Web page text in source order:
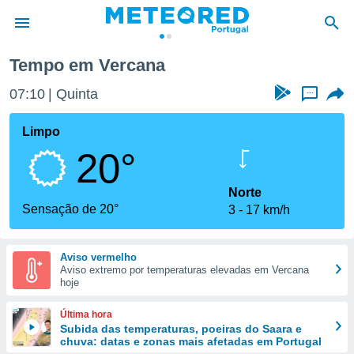
da
foi
fornecidas
a este
das
e
forma
digital
Tempo em Vercana
07:10 Quinta ...
Limpo
20°
Sensação de 20°
Norte
3
17 km/h
Aviso vermelho
Aviso extremo por temperaturas elevadas em Vercana
hoje
Última hora
Subida das temperaturas, poeiras do Saara e
chuva: datas e zonas mais afetadas em Portugal